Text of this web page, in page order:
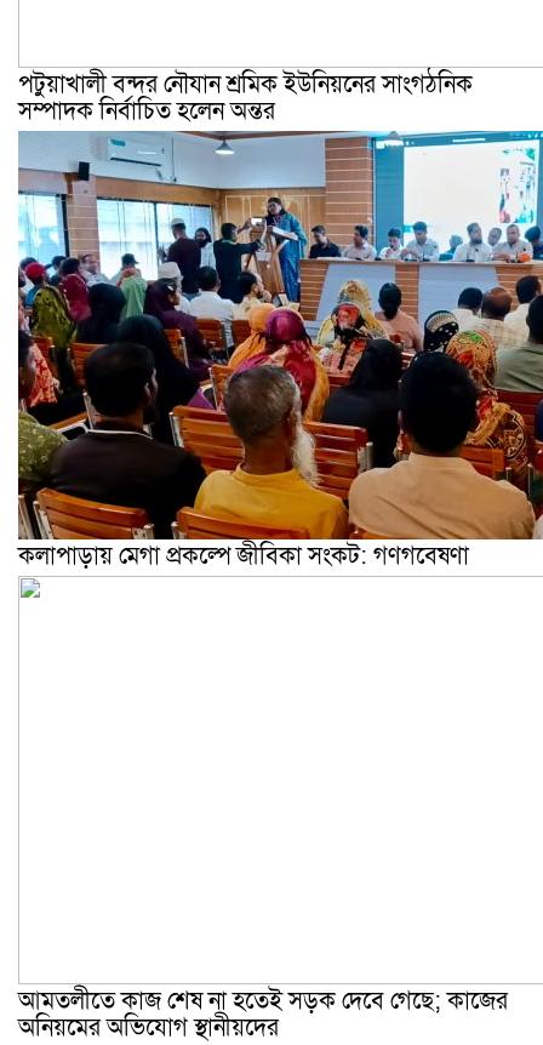
পটুয়াখালী বন্দর নৌযান শ্রমিক ইউনিয়নের সাংগঠনিক
সম্পাদক নির্বাচিত হলেন অন্তর
কলাপাড়ায় মেগা প্রকল্পে জীবিকা সংকট: গণগবেষণা
আমতলীতে কাজ শেষ না হতেই সড়ক দেবে গেছে; কাজের
অনিয়মের অভিযোগ স্থানীয়দের